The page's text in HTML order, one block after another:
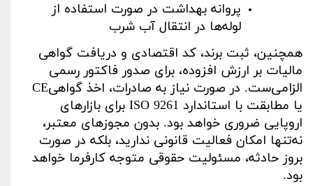
پروانه بهداشت در صورت استفاده از
لوله‌ها در انتقال آب شرب
همچنین، ثبت برند، کد اقتصادی و دریافت گواهی
مالیات بر ارزش افزوده، برای صدور فاکتور رسمی
الزامی‌ست. در صورت نیاز به صادرات، اخذ گواهیCE
یا مطابقت با استاندارد ISO 9261 برای بازارهای
اروپایی ضروری خواهد بود. بدون مجوزهای معتبر،
نه‌تنها امکان فعالیت قانونی ندارید، بلکه در صورت
بروز حادثه، مسئولیت حقوقی متوجه کارفرما خواهد
بود.